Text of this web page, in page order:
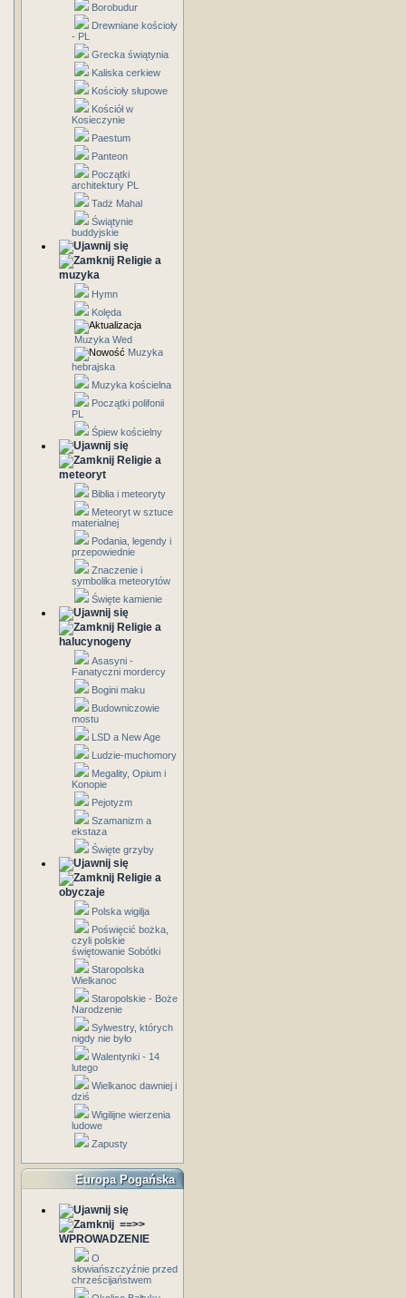
Borobudur
Drewniane kościoły
- PL
Grecka świątynia
Kaliska cerkiew
Kościoły słupowe
Kościół w
Kosieczynie
Paestum
Panteon
Początki
architektury PL
Tadż Mahal
Świątynie
buddyjskie
Religie a
muzyka
Hymn
Kolęda
Muzyka Wed
Muzyka
hebrajska
Muzyka kościelna
Początki polifonii
PL
Śpiew kościelny
Religie a
meteoryt
Biblia i meteoryty
Meteoryt w sztuce
materialnej
Podania, legendy i
przepowiednie
Znaczenie i
symbolika meteorytów
Święte kamienie
Religie a
halucynogeny
Asasyni -
Fanatyczni mordercy
Bogini maku
Budowniczowie
mostu
LSD a New Age
Ludzie-muchomory
Megality, Opium i
Konopie
Pejotyzm
Szamanizm a
ekstaza
Święte grzyby
Religie a
obyczaje
Polska wigilja
Poświęcić bożka,
czyli polskie
świętowanie Sobótki
Staropolska
Wielkanoc
Staropolskie - Boże
Narodzenie
Sylwestry, których
nigdy nie było
Walentynki - 14
lutego
Wielkanoc dawniej i
dziś
Wigilijne wierzenia
ludowe
Zapusty
Europa Pogańska
==>>
WPROWADZENIE
O
słowiańszczyźnie przed
chrześcijaństwem